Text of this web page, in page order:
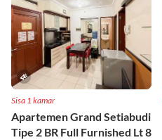
Sisa 1 kamar
Apartemen Grand Setiabudi
Tipe 2 BR Full Furnished Lt 8